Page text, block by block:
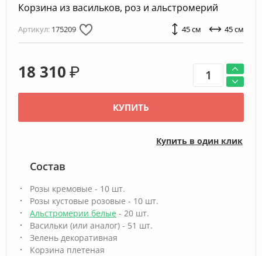
Корзина из васильков, роз и альстромерий
Артикул: 175209 45 см 45 см
18 310 ₽
КУПИТЬ
Купить в один клик
Состав
Розы кремовые - 10 шт.
Розы кустовые розовые - 10 шт.
Альстромерии белые - 20 шт.
Васильки (или аналог) - 51 шт.
Зелень декоративная
Корзина плетеная